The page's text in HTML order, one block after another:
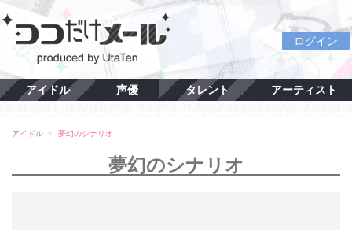
ログイン
アイドル 声優 タレント アーティスト
アイドル 夢幻のシナリオ
夢幻のシナリオ